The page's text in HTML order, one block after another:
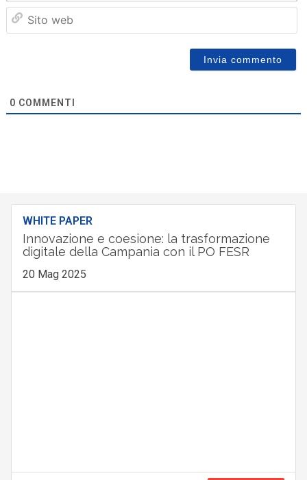
0 COMMENTI
WHITE PAPER
Innovazione e coesione: la trasformazione
digitale della Campania con il PO FESR
20 Mag 2025